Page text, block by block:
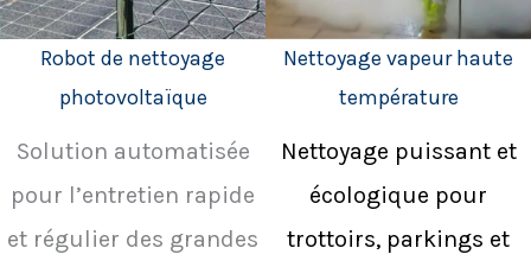
Robot de nettoyage
photovoltaïque
Solution automatisée
pour l’entretien rapide
et régulier des grandes
Nettoyage vapeur haute
température
Nettoyage puissant et
écologique pour
trottoirs, parkings et